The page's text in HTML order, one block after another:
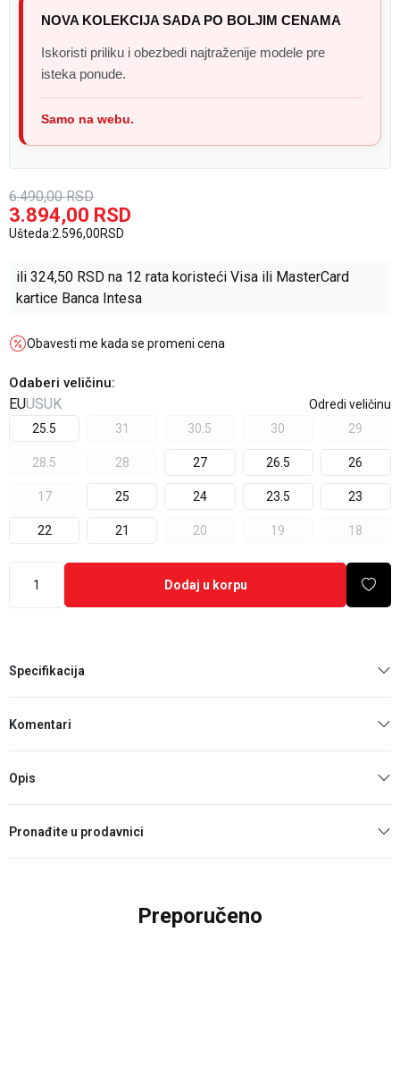
NOVA KOLEKCIJA SADA PO BOLJIM CENAMA
Iskoristi priliku i obezbedi najtraženije modele pre
isteka ponude.
Samo na webu.
6.490,00 RSD
3.894,00 RSD
Ušteda:2.596,00RSD
ili 324,50 RSD na 12 rata koristeći Visa ili MasterCard
kartice Banca Intesa
Obavesti me kada se promeni cena
Odaberi veličinu:
EUUSUK
Odredi veličinu
25.5
31 30.5 30 29
28.5 28 27 26.5 26
17 25 24 23.5 23
22 21 20 19 18
Dodaj u korpu
Specifikacija
Komentari
Opis
Pronađite u prodavnici
Preporučeno